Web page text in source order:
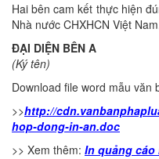
Hai bên cam kết thực hiện
Nhà nước CHXHCN Việt
ĐẠI DIỆN BÊN A
(Ký tên)
Download file word mẫu văn
>>http://
hop-dong-in-an.doc
>> Xem thêm: In quảng cáo